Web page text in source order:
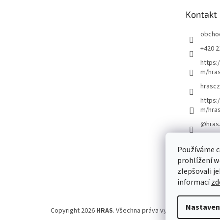
Používáme
prohlížení
zlepšovali
informací
Kontakt
+420
m/
hrascz
m/
Copyright 2026 HRAS. Všechna práva vyhrazena.Upravit